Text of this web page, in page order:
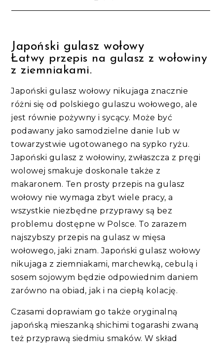
Japoński gulasz wołowy
Łatwy przepis na gulasz z wołowiny
z ziemniakami.
Japoński gulasz wołowy nikujaga znacznie
różni się od polskiego gulaszu wołowego, ale
jest równie pożywny i sycący. Może być
podawany jako samodzielne danie lub w
towarzystwie ugotowanego na sypko ryżu.
Japoński gulasz z wołowiny, zwłaszcza z pręgi
wolowej smakuje doskonale także z
makaronem. Ten prosty przepis na gulasz
wołowy nie wymaga zbyt wiele pracy, a
wszystkie niezbędne przyprawy są bez
problemu dostępne w Polsce. To zarazem
najszybszy przepis na gulasz w mięsa
wołowego, jaki znam. Japoński gulasz wołowy
nikujaga z ziemniakami, marchewką, cebulą i
sosem sojowym będzie odpowiednim daniem
zarówno na obiad, jak i na ciepłą kolację.
Czasami doprawiam go także oryginalną
japońską mieszanką shichimi togarashi zwaną
też przyprawą siedmiu smaków. W skład